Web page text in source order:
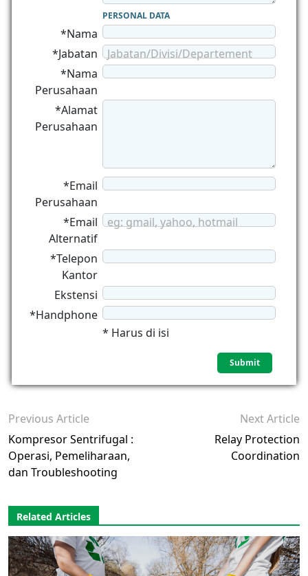
PERSONAL DATA
*Nama
*Jabatan
Jabatan/Divisi/Departement
*Nama
Perusahaan
*Alamat
Perusahaan
*Email
Perusahaan
*Email
Alternatif
eg: gmail, yahoo, hotmail
*Telepon
Kantor
Ekstensi
*Handphone
* Harus di isi
Previous Article
Kompresor Sentrifugal :
Operasi, Pemeliharaan,
dan Troubleshooting
Next Article
Relay Protection
Coordination
Related Articles